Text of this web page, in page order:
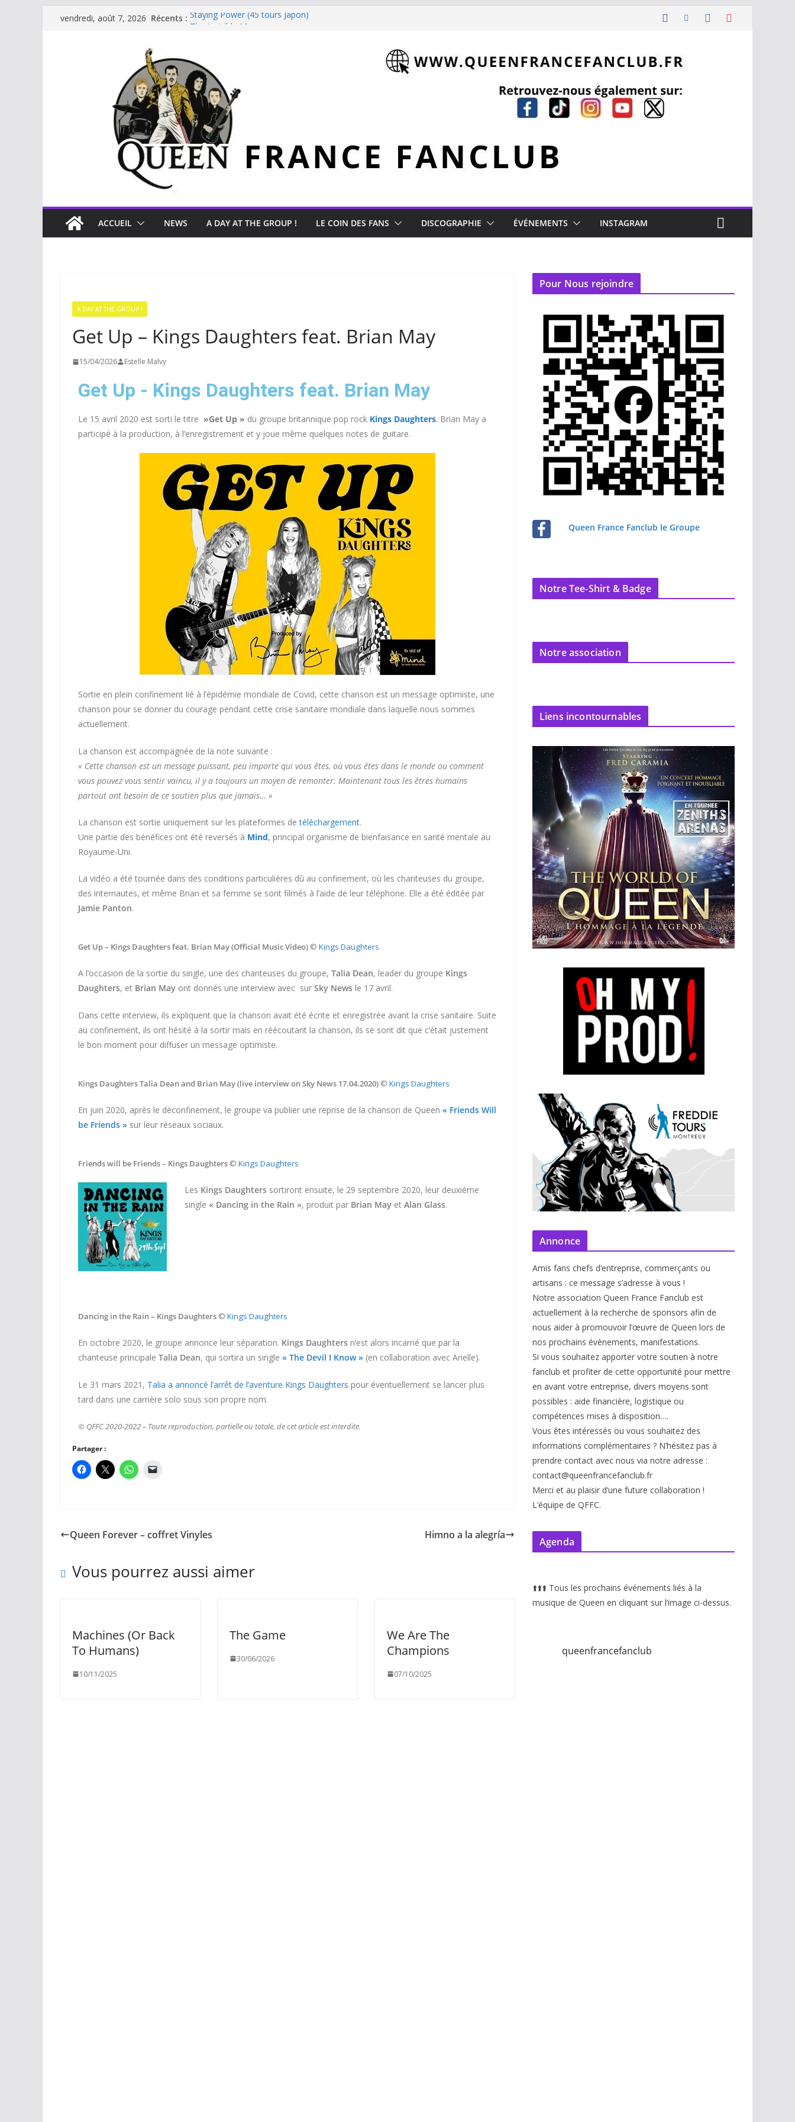
vendredi, août 7, 2026 Récents : Staying Power (45 tours Japon)
Beautiful Dreams
ACCUEIL NEWS A DAY AT THE GROUP ! LE COIN DES FANS DISCOGRAPHIE ÉVÉNEMENTS INSTAGRAM
A DAY AT THE GROUP !
Get Up – Kings Daughters feat. Brian May
15/04/2026 Estelle Malvy
Get Up - Kings Daughters feat. Brian May
Le 15 avril 2020 est sorti le titre »Get Up » du groupe britannique pop rock Kings Daughters. Brian May a
participé à la production, à l’enregistrement et y joue même quelques notes de guitare.
Sortie en plein confinement lié à l’épidémie mondiale de Covid, cette chanson est un message optimiste, une
chanson pour se donner du courage pendant cette crise sanitaire mondiale dans laquelle nous sommes
actuellement.
La chanson est accompagnée de la note suivante :
« Cette chanson est un message puissant, peu importe qui vous êtes, où vous êtes dans le monde ou comment
vous pouvez vous sentir vaincu, il y a toujours un moyen de remonter. Maintenant tous les êtres humains
partout ont besoin de ce soutien plus que jamais… »
La chanson est sortie uniquement sur les plateformes detéléchargement.
Une partie des bénéfices ont été reversés à Mind, principal organisme de bienfaisance en santé mentale au
Royaume-Uni.
La vidéo a été tournée dans des conditions particulières dû au confinement, où les chanteuses du groupe,
des internautes, et même Brian et sa femme se sont filmés à l’aide de leur téléphone. Elle a été éditée par
Jamie Panton.
Get Up – Kings Daughters feat. Brian May (Official Music Video) © Kings Daughters
A l’occasion de la sortie du single, une des chanteuses du groupe, Talia Dean, leader du groupe Kings
Daughters, et Brian May ont donnés une interview avec sur Sky News le 17 avril.
Dans cette interview, ils expliquent que la chanson avait été écrite et enregistrée avant la crise sanitaire. Suite
au confinement, ils ont hésité à la sortir mais en réécoutant la chanson, ils se sont dit que c’était justement
le bon moment pour diffuser un message optimiste.
Kings Daughters Talia Dean and Brian May (live interview on Sky News 17.04.2020) ​ © Kings Daughters
En juin 2020, après le déconfinement, le groupe va publier une reprise de la chanson de Queen « Friends Will
be Friends » sur leur réseaux sociaux.
Friends will be Friends – Kings Daughters © Kings Daughters
Les Kings Daughters sortiront ensuite, le 29 septembre 2020, leur deuxième
single « Dancing in the Rain », produit par Brian May et Alan Glass.
Dancing in the Rain – Kings Daughters © Kings Daughters
En octobre 2020, le groupe annonce leur séparation. Kings Daughters n’est alors incarné que par la
chanteuse principale Talia Dean, qui sortira un single « The Devil I Know » (en collaboration avec Arielle).
Le 31 mars 2021, Talia a annoncé l’arrêt de l’aventure Kings Daughters pour éventuellement se lancer plus
tard dans une carrière solo sous son propre nom.
© QFFC 2020-2022 – Toute reproduction, partielle ou totale, de cet article est interdite.
Partager :
Queen Forever – coffret Vinyles Himno a la alegría
Vous pourrez aussi aimer
Machines (Or Back
To Humans)
10/11/2025
The Game
30/06/2026
We Are The
Champions
07/10/2025
Pour Nous rejoindre
Queen France Fanclub le Groupe
Notre Tee-Shirt & Badge
Notre association
Liens incontournables
Annonce
Amis fans chefs d’entreprise, commerçants ou
artisans : ce message s’adresse à vous !
Notre association Queen France Fanclub est
actuellement à la recherche de sponsors afin de
nous aider à promouvoir l’œuvre de Queen lors de
nos prochains évènements, manifestations.
Si vous souhaitez apporter votre soutien à notre
fanclub et profiter de cette opportunité pour mettre
en avant votre entreprise, divers moyens sont
possibles : aide financière, logistique ou
compétences mises à disposition….
Vous êtes intéressés ou vous souhaitez des
informations complémentaires ? N’hésitez pas à
prendre contact avec nous via notre adresse :
contact@queenfrancefanclub.fr
Merci et au plaisir d’une future collaboration !
L’équipe de QFFC.
Agenda
⬆️⬆️⬆️ Tous les prochains événements liés à la
musique de Queen en cliquant sur l’image ci-dessus.
queenfrancefanclub